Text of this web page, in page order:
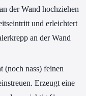
der Wand hochziehen
und erleichtert
an der Wand
(noch nass) feinen
Erzeugt eine